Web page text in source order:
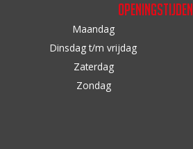
Openingstijden
Maandag
Dinsdag t/m vrijdag
Zaterdag
Zondag